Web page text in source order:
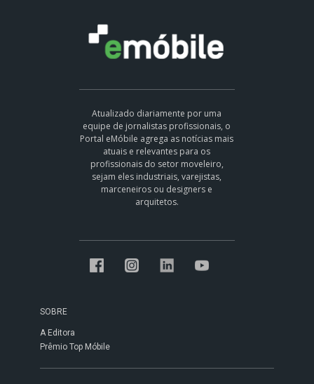
Atualizado diariamente por uma
equipe de jornalistas profissionais, o
Portal eMóbile agrega as notícias mais
atuais e relevantes para os
profissionais do setor moveleiro,
sejam eles industriais, varejistas,
marceneiros ou designers e
arquitetos.
SOBRE
A Editora
Prêmio Top Móbile